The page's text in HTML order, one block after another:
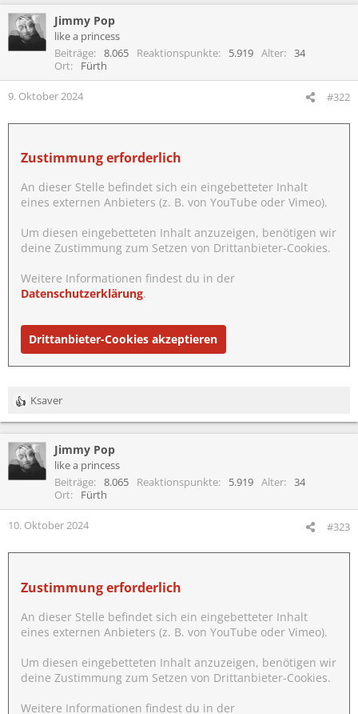
k
t
i
n
:
Jimmy Pop
like a princess
Beiträge
8.065 Reaktionspunkte 5.919 Alter
34
Ort
Fürth
9. Oktober 2024 #322
Zustimmung erforderlich
An dieser Stelle befindet sich ein eingebetteter Inhalt
eines externen Anbieters (z. B. von YouTube oder Vimeo).
Um diesen eingebetteten Inhalt anzuzeigen, benötigen wir
deine Zustimmung zum Setzen von Drittanbieter-Cookies.
Weitere Informationen findest du in der
Datenschutzerklärung.
Drittanbieter-Cookies akzeptieren
R
e
k
t
i
n
e
:
Ksaver
Jimmy Pop
like a princess
Beiträge
8.065 Reaktionspunkte 5.919 Alter
34
Ort
Fürth
10. Oktober 2024 #323
Zustimmung erforderlich
An dieser Stelle befindet sich ein eingebetteter Inhalt
eines externen Anbieters (z. B. von YouTube oder Vimeo).
Um diesen eingebetteten Inhalt anzuzeigen, benötigen wir
deine Zustimmung zum Setzen von Drittanbieter-Cookies.
Weitere Informationen findest du in der